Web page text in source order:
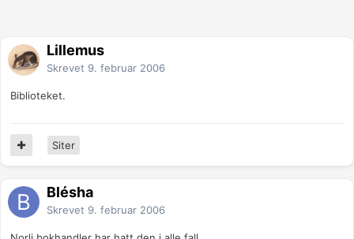
Lillemus
Skrevet 9. februar 2006
Biblioteket.
Siter
Blésha
Skrevet 9. februar 2006